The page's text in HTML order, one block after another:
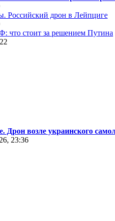
Российский дрон в Лейпциге
что стоит за решением Путина
Дрон возле украинского
23:36